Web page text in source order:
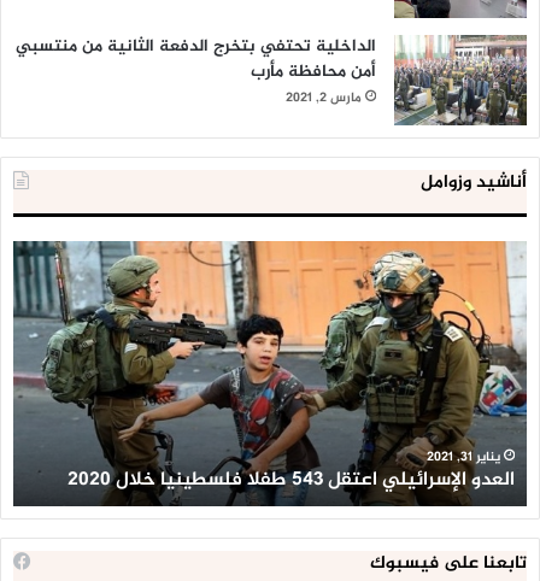
الداخلية تحتفي بتخرج الدفعة الثانية من منتسبي
أمن محافظة مأرب
مارس 2, 2021
أناشيد وزوامل
العدو
الإسرائيلي
اعتقل
543
طفلا
فلسطينيا
خلال
2020
يناير 31, 2021
العدو الإسرائيلي اعتقل 543 طفلا فلسطينيا خلال 2020
تابعنا على فيسبوك